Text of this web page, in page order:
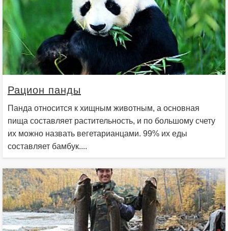
Рацион панды
Панда относится к хищным животным, а основная
пища составляет растительность, и по большому счету
их можно назвать вегетарианцами. 99% их еды
составляет бамбук....